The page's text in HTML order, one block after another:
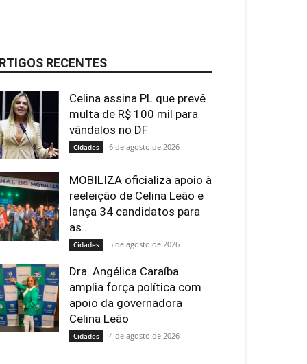
RECENTES
Celina assina PL que prevê
multa de R$ 100 mil para
vândalos no DF
Cidades 6 de agosto de 2026
MOBILIZA oficializa apoio à
reeleição de Celina Leão e
lança 34 candidatos para
as...
Cidades 5 de agosto de 2026
Dra. Angélica Caraíba
amplia força política com
apoio da governadora
Celina Leão
Cidades 4 de agosto de 2026